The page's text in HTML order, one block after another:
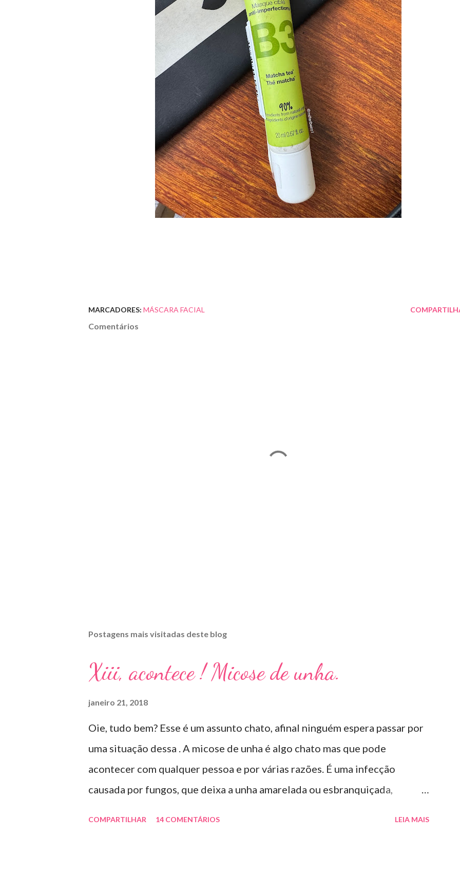
MARCADORES: MÁSCARA FACIAL
Comentários
Postagens mais visitadas deste blog
Xiii, acontece ! Micose de unha.
janeiro 21, 2018
Oie, tudo bem? Esse é um assunto chato, afinal ninguém espera passar por
uma situação dessa . A micose de unha é algo chato mas que pode
acontecer com qualquer pessoa e por várias razões. É uma infecção
causada por fungos, que deixa a unha amarelada ou esbranquiçada,
COMPARTILHAR 14 COMENTÁRIOS LEIA MAIS